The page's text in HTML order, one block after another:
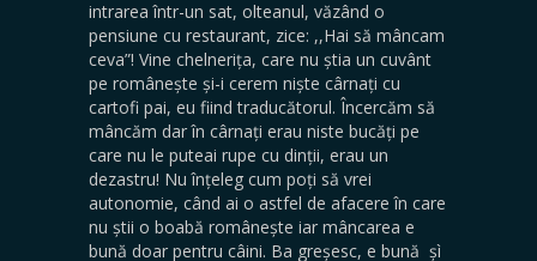
intrarea într-un sat, olteanul, văzând o
pensiune cu restaurant, zice: ,,Hai să mâncam
ceva”! Vine chelnerița, care nu știa un cuvânt
pe românește și-i cerem niște cârnați cu
cartofi pai, eu fiind traducătorul. Încercăm să
mâncăm dar în cârnați erau niste bucăți pe
care nu le puteai rupe cu dinții, erau un
dezastru! Nu înțeleg cum poți să vrei
autonomie, când ai o astfel de afacere în care
nu știi o boabă românește iar mâncarea e
bună doar pentru câini. Ba greșesc, e bună șì